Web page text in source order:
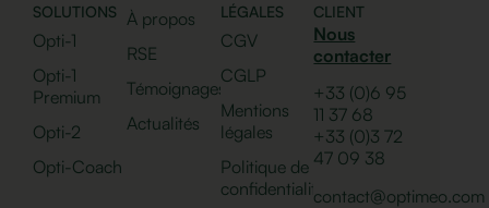
SOLUTIONS
Opti-1
Opti-1
Premium
Opti-2
Opti-Coach
À propos
RSE
Témoignages
Actualités
LÉGALES
CGV
CGLP
Mentions
légales
Politique de
confidentialité
CLIENT
Nous
contacter
+33 (0)6 95
11 37 68
+33 (0)3 72
47 09 38
contact@optimeo.com